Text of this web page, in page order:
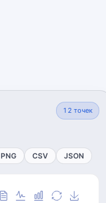
12 точек
PNG CSV JSON